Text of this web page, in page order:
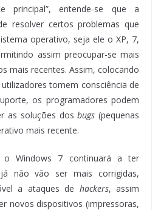
principal”, entende-se que a
resolver certos problemas que
operativo, seja ele o XP, 7,
assim preocupar-se mais
mais recentes. Assim, colocando
tomem consciência de
os programadores podem
as soluções dosbugs (pequenas
mais recente.
o Windows 7 continuará a ter
não vão ser mais corrigidas,
a ataques de hackers, assim
novos dispositivos (impressoras,